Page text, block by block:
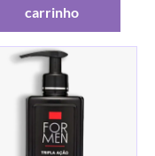
carrinho